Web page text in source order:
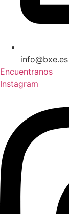
info@bxe.es
Encuentranos
Instagram